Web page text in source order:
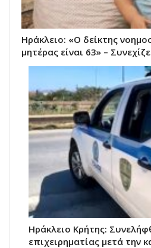
Ηράκλειο: «Ο δείκτης
μητέρας είναι 63» –
Ηράκλειο Κρήτης:
επιχειρηματίας μετά την